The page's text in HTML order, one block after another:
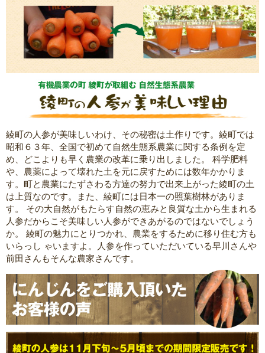
綾町の人参が美味しいわけ、その秘密は土作りです。綾町では
昭和６３年、全国で初めて自然生態系農業に関する条例を定
め、どこよりも早く農業の改革に乗り出しました。 科学肥料
や、農薬によって壊れた土を元に戻すためには数年かかりま
す。町と農業にたずさわる方達の努力で出来上がった綾町の土
は上質なのです。また、綾町には日本一の照葉樹林がありま
す。 その大自然がもたらす自然の恵みと良質な土から生まれる
人参だからこそ美味しい人参ができあがるのではないでしょう
か。 綾町の魅力にとりつかれ、農業をするために移り住む方も
いらっし ゃいますよ。人参を作っていただいている早川さんや
前田さんもそんな農家さんです。